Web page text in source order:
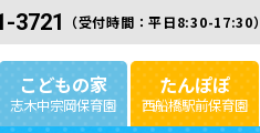
3721 （受付時間：平日8:30-17:30）
こどもの家
志木中宗岡保育園
たんぽぽ
西船橋駅前保育園